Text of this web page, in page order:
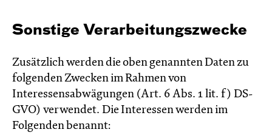
Sonstige Verarbeitungszwecke
Zusätzlich werden die oben genannten Daten zu
folgenden Zwecken im Rahmen von
Interessensabwägungen (Art. 6 Abs. 1 lit. f) DS-
GVO) verwendet. Die Interessen werden im
Folgenden benannt: